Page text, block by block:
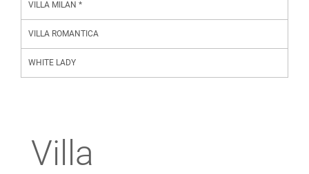
VILLA MILAN *
VILLA ROMANTICA
WHITE LADY
Villa